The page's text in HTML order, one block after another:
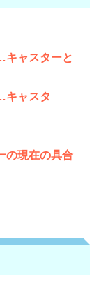
キャスターと
キャスタ
の現在の具合